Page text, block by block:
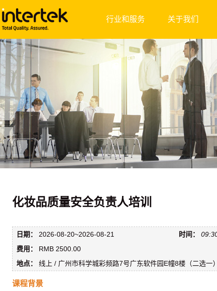
行业和服务 关于我们
化妆品质量安全负责人培训
日期： 2026-08-20~2026-08-21 时间：
费用：
RMB 2500.00
地点：
线上 / 广州市科学城彩频路7号广东软件园E幢8楼（二选一
课程背景